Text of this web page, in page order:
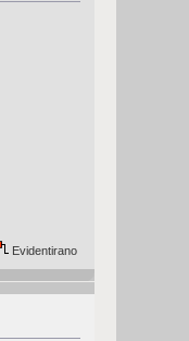
Evidentirano